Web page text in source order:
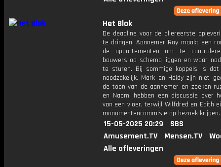
Het Blok
De deadline voor de allereerste
te dringen. Aannemer Ray maakt een
de appartementen om te
bouwers op schema liggen en waar
te sturen. Bij sommige koppels is dat
noodzakelijk. Mark en Heidy zijn niet
de toon van de aannemer en zoeken
en Naomi hebben een discussie over
van een vloer, terwijl Wilfdred en Edith
monumentencommisie op bezoek krijgen.
15-05-2025 20:29
SBS
Amusement.TV
Mensen.TV
Alle afleveringen